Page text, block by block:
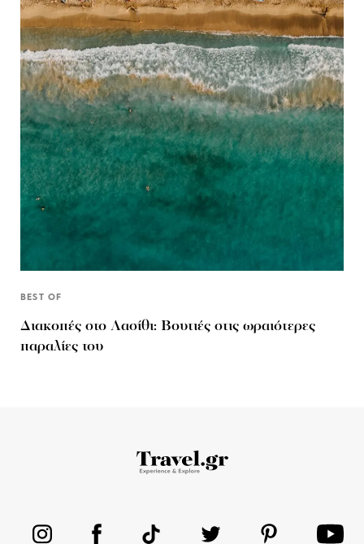
BEST OF
Διακοπές στο Λασίθι: Βουτιές στις ωραιότερες
παραλίες του